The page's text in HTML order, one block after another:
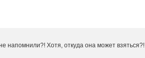
напомнили?! Хотя, откуда она может взяться?!